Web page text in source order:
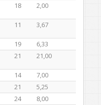
18 2,00
11 3,67
19
6,33
21 21,00
14
7,00
21
5,25
24
8,00